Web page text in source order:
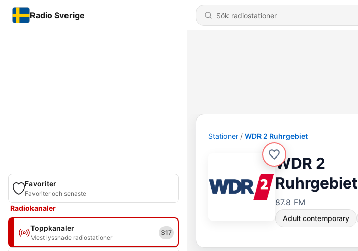
Radio Sverige
Favoriter
Favoriter och senaste
Radiokanaler
Toppkanaler
Mest lyssnade radiostationer
317
Stationer WDR 2 Ruhrgebiet
WDR 2
Ruhrgebiet
87.8 FM
Adult contemporary